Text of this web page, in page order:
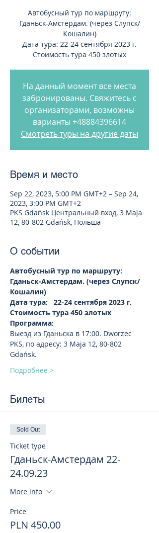
Автобусный тур по маршруту:
Гданьск-Амстердам. (через Слупск/
Кошалин)
Дата тура: 22-24 сентября 2023 г.
Стоимость тура 450 злотых
На данный момент все места
забронированы. Свяжитесь с
организаторами, возможны
варианты +48884396614
Смотреть туры на другие даты
Время и место
Sep 22, 2023, 5:00 PM GMT+2 – Sep 24,
2023, 3:00 PM GMT+2
PKS Gdańsk Центральный вход, 3 Maja
12, 80-802 Gdańsk, Польша
О событии
Автобусный тур по маршруту:
Гданьск-Амстердам. (через Слупск/
Кошалин)
Дата тура:   22-24 сентября 2023 г.
Стоимость тура 450 злотых
Программа:
Выезд из Гданьска в 17:00. Dworzec
PKS, по адресу: 3 Maja 12, 80-802
Gdańsk.
Подробнее >
Билеты
Sold Out
Ticket type
Гданьск-Амстердам 22-
24.09.23
More info
Price
PLN 450.00